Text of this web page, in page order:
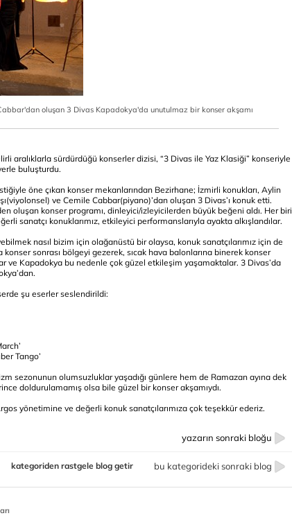
oluşan 3 Divas Kapadokya'da unutulmaz bir konser akşamı
aralıklarla sürdürdüğü konserler dizisi, “3 Divas ile Yaz Klasiği” konseriyle
buluşturdu.
öne çıkan konser mekanlarından Bezirhane; İzmirli konukları, Aylin
ve Cemile Cabbar(piyano)’dan oluşan 3 Divas’ı konuk etti.
oluşan konser programı, dinleyici/izleyicilerden büyük beğeni aldı. Her biri
sanatçı konuklarımız, etkileyici performanslarıyla ayakta alkışlandılar.
nasıl bizim için olağanüstü bir olaysa, konuk sanatçılarımız için de
sonrası bölgeyi gezerek, sıcak hava balonlarına binerek konser
ve Kapadokya bu nedenle çok güzel etkileşim yaşamaktalar. 3 Divas’da
şu eserler seslendirildi:
Tango’
sezonunun olumsuzluklar yaşadığı günlere hem de Ramazan ayına dek
doldurulamamış olsa bile güzel bir konser akşamıydı.
yönetimine ve değerli konuk sanatçılarımıza çok teşekkür ederiz.
yazarın sonraki bloğu
bu kategorideki sonraki blog
kategoriden rastgele blog getir